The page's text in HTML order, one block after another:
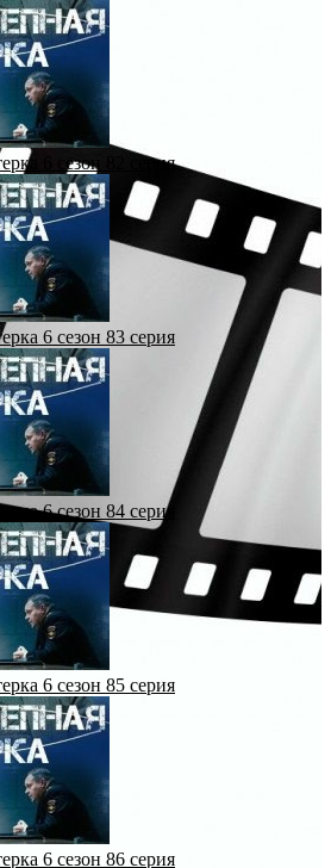
6 сезон 82 серия
6 сезон 83 серия
6 сезон 84 серия
6 сезон 85 серия
6 сезон 86 серия